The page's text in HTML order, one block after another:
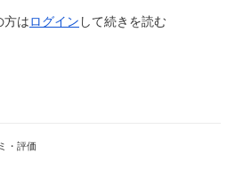
方はログイン して続きを読む
・評価